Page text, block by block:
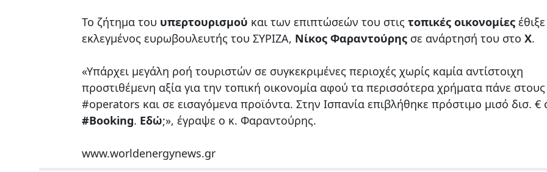
Το ζήτημα του υπερτουρισμού και των επιπτώσεών του στις τοπικές οικονομίες
εκλεγμένος ευρωβουλευτής του ΣΥΡΙΖΑ, Νίκος Φαραντούρης σε ανάρτησή του στο Χ.
«Υπάρχει μεγάλη ροή τουριστών σε συγκεκριμένες περιοχές χωρίς καμία αντίστοιχη
προστιθέμενη αξία για την τοπική οικονομία αφού τα περισσότερα χρήματα πάνε στους
#operators και σε εισαγόμενα προϊόντα. Στην Ισπανία επιβλήθηκε πρόστιμο μισό δισ. €
#Booking. Εδώ;», έγραψε ο κ. Φαραντούρης.
www.worldenergynews.gr